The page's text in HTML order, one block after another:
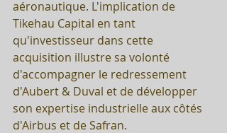
aéronautique. L'implication de
Tikehau Capital en tant
qu'investisseur dans cette
acquisition illustre sa volonté
d'accompagner le redressement
d'Aubert & Duval et de développer
son expertise industrielle aux côtés
d'Airbus et de Safran.